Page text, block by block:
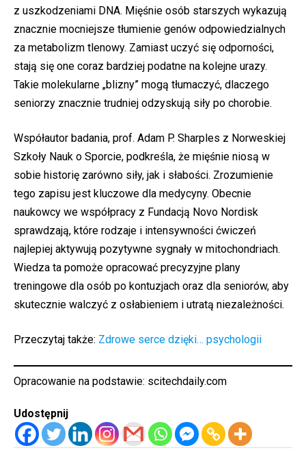
z uszkodzeniami DNA. Mięśnie osób starszych wykazują
znacznie mocniejsze tłumienie genów odpowiedzialnych
za metabolizm tlenowy. Zamiast uczyć się odporności,
stają się one coraz bardziej podatne na kolejne urazy.
Takie molekularne „blizny” mogą tłumaczyć, dlaczego
seniorzy znacznie trudniej odzyskują siły po chorobie.
Współautor badania, prof. Adam P. Sharples z Norweskiej
Szkoły Nauk o Sporcie, podkreśla, że mięśnie niosą w
sobie historię zarówno siły, jak i słabości. Zrozumienie
tego zapisu jest kluczowe dla medycyny. Obecnie
naukowcy we współpracy z Fundacją Novo Nordisk
sprawdzają, które rodzaje i intensywności ćwiczeń
najlepiej aktywują pozytywne sygnały w mitochondriach.
Wiedza ta pomoże opracować precyzyjne plany
treningowe dla osób po kontuzjach oraz dla seniorów, aby
skutecznie walczyć z osłabieniem i utratą niezależności.
Przeczytaj także: Zdrowe serce dzięki… psychologii
Opracowanie na podstawie: scitechdaily.com
Udostępnij